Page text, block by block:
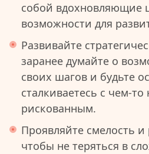
собой вдохновляющие
возможности для
Развивайте
заранее думайте о
своих шагов и будьте
сталкиваетесь с чем-
рискованным.
Проявляйте смелость
чтобы не теряться в